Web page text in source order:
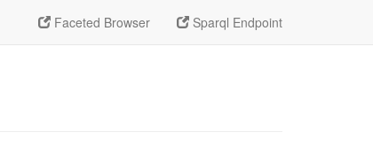
Faceted Browser Sparql Endpoint